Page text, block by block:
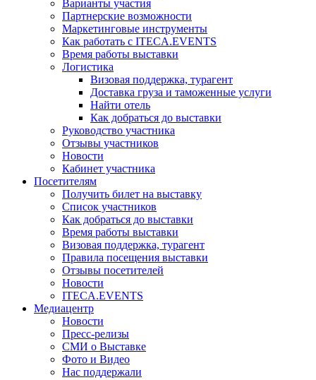
Варианты участия
Партнерские возможности
Маркетинговые инструменты
Как работать с ITECA.EVENTS
Время работы выставки
Логистика
Визовая поддержка, турагент
Доставка груза и таможенные услуги
Найти отель
Как добраться до выставки
Руководство участника
Отзывы участников
Новости
Кабинет участника
Посетителям
Получить билет на выставку
Список участников
Как добраться до выставки
Время работы выставки
Визовая поддержка, турагент
Правила посещения выставки
Отзывы посетителей
Новости
ITECA.EVENTS
Медиацентр
Новости
Пресс-релизы
СМИ о Выставке
Фото и Видео
Нас поддержали